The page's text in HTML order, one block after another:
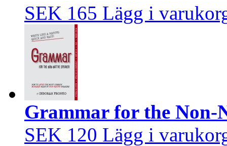
SEK 165 Lägg i
Grammar for the Non-
SEK 120 Lägg i